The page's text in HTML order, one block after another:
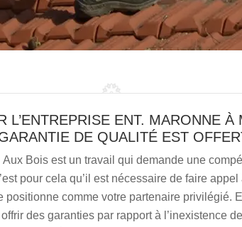
L’ENTREPRISE ENT. MARONNE À
DE QUALITÉ EST
Bois est un travail qui demande une
pour cela qu’il est nécessaire de faire
positionne comme votre partenaire privilégié.
des garanties par rapport à l’inexistence